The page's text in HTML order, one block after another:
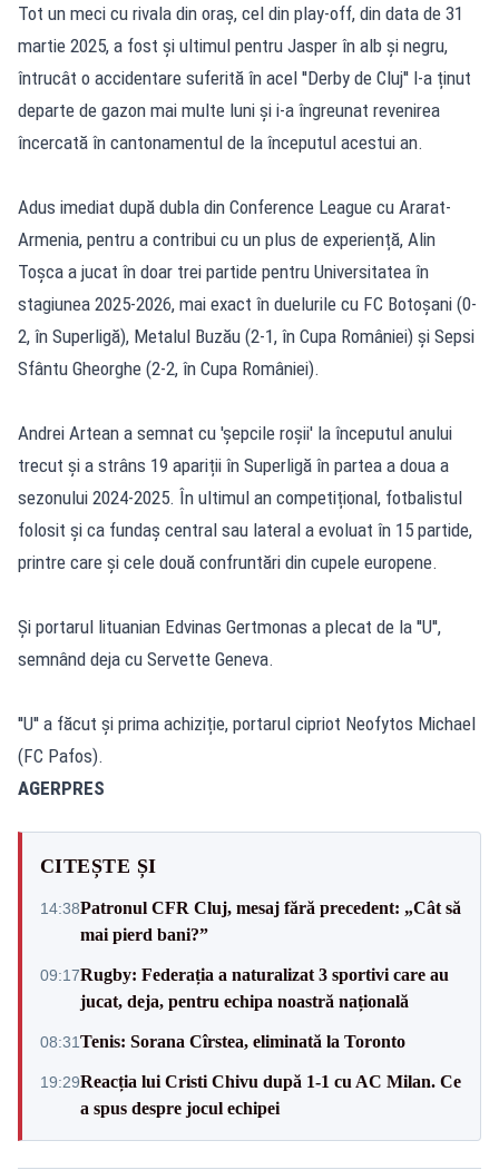
Tot un meci cu rivala din oraș, cel din play-off, din data de 31
martie 2025, a fost și ultimul pentru Jasper în alb și negru,
întrucât o accidentare suferită în acel ''Derby de Cluj'' l-a ținut
departe de gazon mai multe luni și i-a îngreunat revenirea
încercată în cantonamentul de la începutul acestui an.
Adus imediat după dubla din Conference League cu Ararat-
Armenia, pentru a contribui cu un plus de experiență, Alin
Toșca a jucat în doar trei partide pentru Universitatea în
stagiunea 2025-2026, mai exact în duelurile cu FC Botoșani (0-
2, în Superligă), Metalul Buzău (2-1, în Cupa României) și Sepsi
Sfântu Gheorghe (2-2, în Cupa României).
Andrei Artean a semnat cu 'șepcile roșii' la începutul anului
trecut și a strâns 19 apariții în Superligă în partea a doua a
sezonului 2024-2025. În ultimul an competițional, fotbalistul
folosit și ca fundaș central sau lateral a evoluat în 15 partide,
printre care și cele două confruntări din cupele europene.
Și portarul lituanian Edvinas Gertmonas a plecat de la ''U'',
semnând deja cu Servette Geneva.
''U'' a făcut și prima achiziție, portarul cipriot Neofytos Michael
(FC Pafos).
AGERPRES
CITEȘTE ȘI
14:38Patronul CFR Cluj, mesaj fără precedent: „Cât să
mai pierd bani?”
09:17Rugby: Federația a naturalizat 3 sportivi care au
jucat, deja, pentru echipa noastră națională
08:31Tenis: Sorana Cîrstea, eliminată la Toronto
19:29Reacția lui Cristi Chivu după 1-1 cu AC Milan. Ce
a spus despre jocul echipei